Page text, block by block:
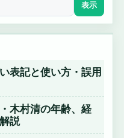
表示
表記と使い方・誤用
木村清の年齢、経
説